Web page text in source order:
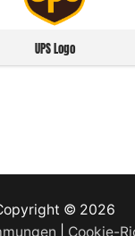
UPS Logo
© 2026
Cookie-